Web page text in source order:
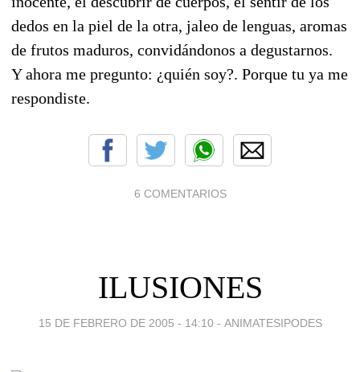
dedos en la piel de la otra, jaleo de lenguas, aromas
de frutos maduros, convidándonos a degustarnos.
Y ahora me pregunto: ¿quién soy?. Porque tu ya me
respondiste.
6 COMENTARIOS
ILUSIONES
15 DE FEBRERO DE 2005 - 14:10 - ANIMATESIPODES